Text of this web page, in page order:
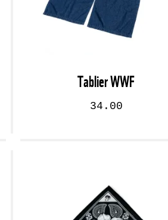
Tablier WWF
34.00